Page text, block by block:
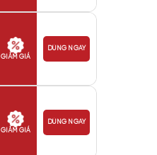
GIẢM GIÁ
DÙNG NGAY
GIẢM GIÁ
DÙNG NGAY